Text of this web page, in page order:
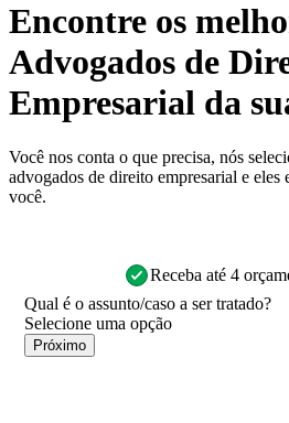
Encontre os
Advogados de
Empresarial da
Você nos conta o que precisa, nós
advogados de direito empresarial e eles
você.
Receba até 4
Qual é o assunto/caso a ser tratado?
Próximo